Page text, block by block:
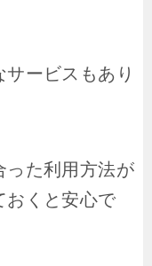
ービスもあり
った利用方法が
おくと安心で